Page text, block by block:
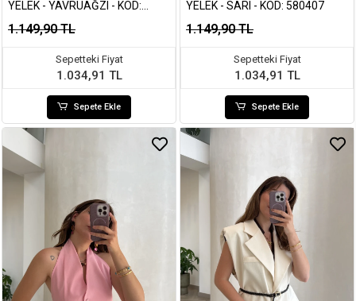
YELEK - YAVRUAĞZI - KOD:
1.149,90 TL
Sepetteki Fiyat
1.034,91 TL
Sepete Ekle
YELEK - SARI - KOD: 580407
1.149,90 TL
Sepetteki Fiyat
1.034,91 TL
Sepete Ekle